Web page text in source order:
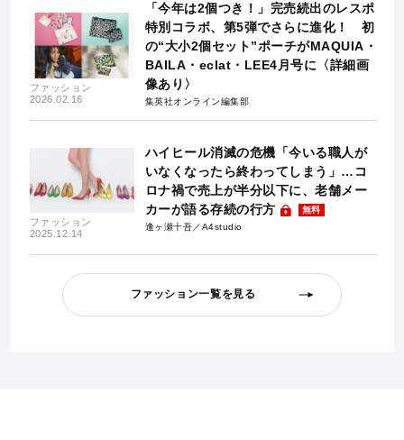
ファッション
2026.02.16
「今年は2個つき！」完売続出のレスポ
特別コラボ、第5弾でさらに進化！ 初
の“大小2個セット”ポーチがMAQUIA・
BAILA・eclat・LEE4月号に〈詳細画
像あり〉
集英社オンライン編集部
ファッション
2025.12.14
ハイヒール消滅の危機「今いる職人が
いなくなったら終わってしまう」…コ
ロナ禍で売上が半分以下に、老舗メー
カーが語る存続の行方
無料
逢ヶ瀬十吾／A4studio
ファッション一覧を見る